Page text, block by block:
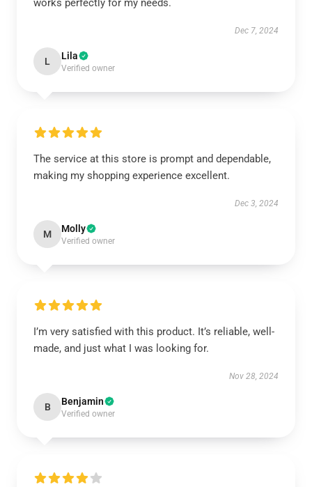
works perfectly for my needs.
Dec 7, 2024
L Lila
Verified owner
The service at this store is prompt and dependable,
making my shopping experience excellent.
Dec 3, 2024
M Molly
Verified owner
I’m very satisfied with this product. It’s reliable, well-
made, and just what I was looking for.
Nov 28, 2024
B Benjamin
Verified owner